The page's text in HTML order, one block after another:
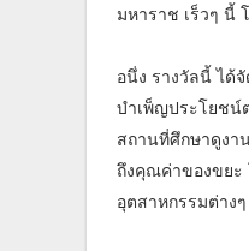
มหาราช เร็วๆ นี้
อนึ่ง รางวัลนี้ ได้
บำเพ็ญประโยชน์
สถานที่ศึกษาดูงา
ถึงคุณค่าของขยะ
อุตสาหกรรมต่าง